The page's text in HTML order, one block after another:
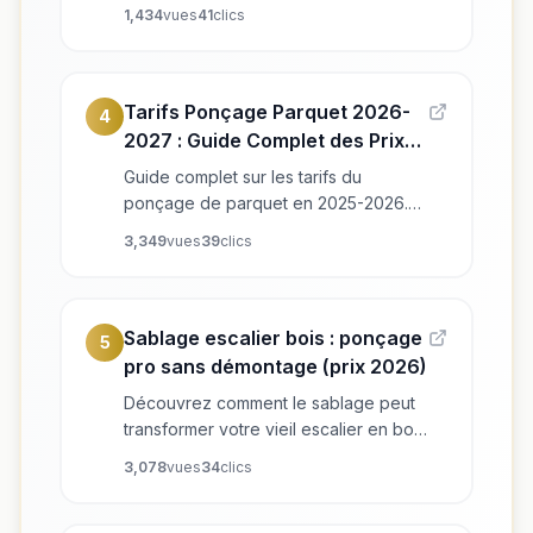
un parquet ancien ou massif.
1,434vues41clics
4
Tarifs Ponçage Parquet 2026-
2027 : Guide Complet des Prix
au m²
Guide complet sur les tarifs du
ponçage de parquet en 2025-2026.
facteurs qui influencent le coût, et les
vous-même.
3,349vues39clics
5
Sablage escalier bois : ponçage
pro sans démontage (prix 2026)
Découvrez comment le sablage peut
transformer votre vieil escalier en bois
des techniques, finitions et conseils
3,078vues34clics